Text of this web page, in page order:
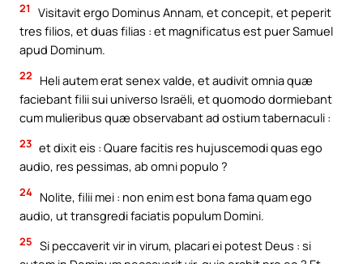
21
Visitavit ergo Dominus Annam, et concepit, et peperit
tres filios, et duas filias : et magnificatus est puer Samuel
apud Dominum.
22
Heli autem erat senex valde, et audivit omnia quæ
faciebant filii sui universo Israëli, et quomodo dormiebant
cum mulieribus quæ observabant ad ostium tabernaculi :
23 et dixit eis : Quare facitis res hujuscemodi quas ego
audio, res pessimas, ab omni populo ?
24 Nolite, filii mei : non enim est bona fama quam ego
audio, ut transgredi faciatis populum Domini.
25 Si peccaverit vir in virum, placari ei potest Deus : si